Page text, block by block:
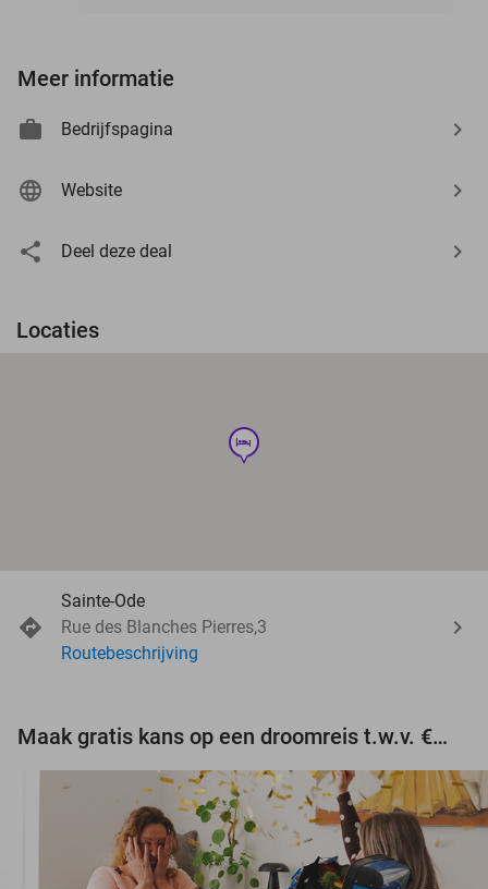
Meer informatie
Bedrijfspagina
Website
Deel deze deal
Locaties
hotel
Sainte-Ode
Rue des Blanches Pierres,3
Routebeschrijving
Maak gratis kans op een droomreis t.w.v. €3.000!